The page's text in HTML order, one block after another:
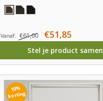
Vanaf: €61,00 €51,85
Stel je product samen
10%
korting